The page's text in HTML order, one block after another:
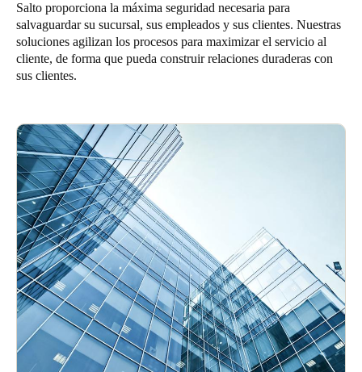
Chile
Español
Salto proporciona la máxima seguridad necesaria para
salvaguardar su sucursal, sus empleados y sus clientes. Nuestras
soluciones agilizan los procesos para maximizar el servicio al
cliente, de forma que pueda construir relaciones duraderas con
sus clientes.